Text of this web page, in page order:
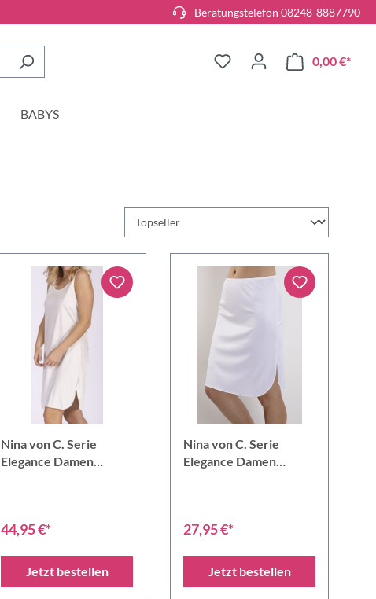
Beratungstelefon 08248-8887790
0,00 €*
BABYS
Nina von C. Serie
Elegance Damen
44,95 €*
Jetzt bestellen
Nina von C. Serie
Elegance Damen
27,95 €*
Jetzt bestellen